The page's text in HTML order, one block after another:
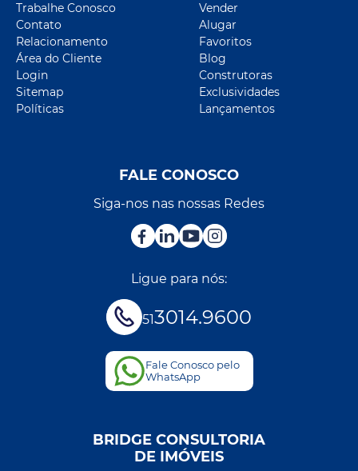
Trabalhe Conosco
Contato
Relacionamento
Área do Cliente
Login
Sitemap
Políticas
Vender
Alugar
Favoritos
Blog
Construtoras
Exclusividades
Lançamentos
FALE CONOSCO
Siga-nos nas nossas Redes
Ligue para nós:
513014.9600
Fale Conosco pelo
WhatsApp
BRIDGE CONSULTORIA
DE IMÓVEIS